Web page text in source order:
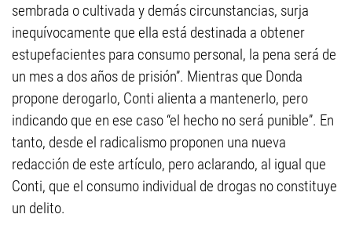
sembrada o cultivada y demás circunstancias, surja
inequívocamente que ella está destinada a obtener
estupefacientes para consumo personal, la pena será de
un mes a dos años de prisión”. Mientras que Donda
propone derogarlo, Conti alienta a mantenerlo, pero
indicando que en ese caso “el hecho no será punible”. En
tanto, desde el radicalismo proponen una nueva
redacción de este artículo, pero aclarando, al igual que
Conti, que el consumo individual de drogas no constituye
un delito.